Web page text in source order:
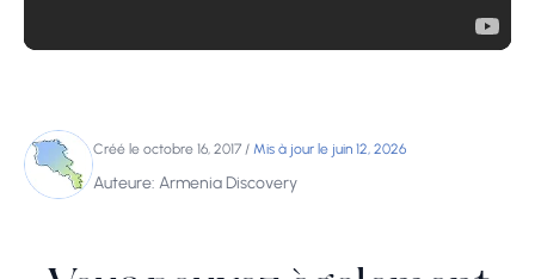
Créé le octobre 16, 2017 / Mis à jour le juin 12, 2026
Auteure: Armenia Discovery